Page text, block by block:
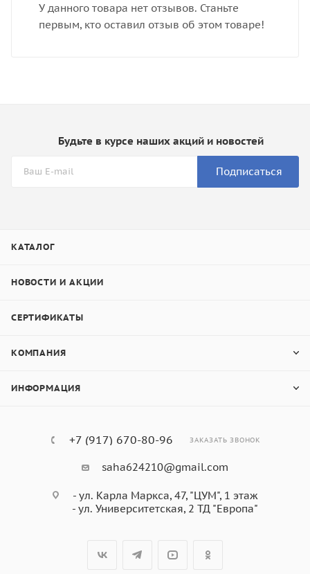
У данного товара нет отзывов. Станьте
первым, кто оставил отзыв об этом товаре!
Будьте в курсе наших акций и новостей
Подписаться
КАТАЛОГ
НОВОСТИ И АКЦИИ
СЕРТИФИКАТЫ
КОМПАНИЯ
ИНФОРМАЦИЯ
+7 (917) 670-80-96 ЗАКАЗАТЬ ЗВОНОК
saha624210@gmail.com
- ул. Карла Маркса, 47, "ЦУМ", 1 этаж
- ул. Университетская, 2 ТД "Европа"